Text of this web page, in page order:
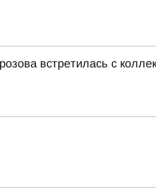
встретилась с